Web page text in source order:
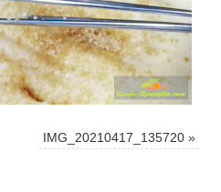
IMG_20210417_135720 »